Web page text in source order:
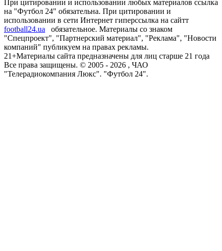
При цитировании и использовании любых материалов ссылка
на "Футбол 24" обязательна. При цитировании и
использовании в сети Интернет гиперссылка на сайтт
football24.ua
обязательное. Материалы со знаком
"Спецпроект", "Партнерский материал", "Реклама", "Новости
компаний" публикуем на правах рекламы.
21+Материалы сайта предназначены для лиц старше 21 года
Все права защищены. © 2005 - 2026 , ЧАО
"Телерадиокомпания Люкс". "Футбол 24".